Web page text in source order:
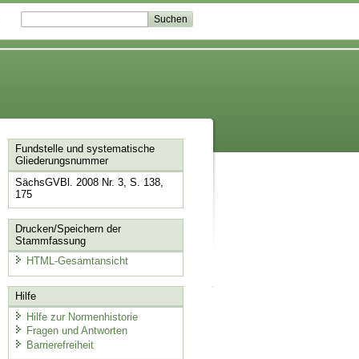
Fundstelle und systematische
Gliederungsnummer
SächsGVBl. 2008 Nr. 3, S. 138,
175
Drucken/Speichern der
Stammfassung
HTML-Gesamtansicht
Hilfe
Hilfe zur Normenhistorie
Fragen und Antworten
Barrierefreiheit